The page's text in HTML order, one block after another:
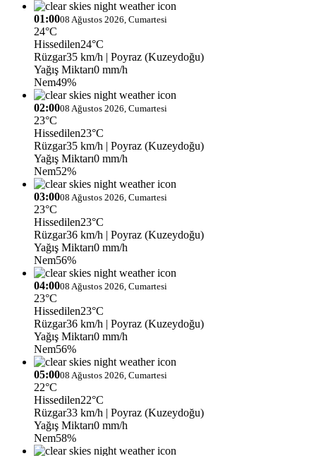
01:0008 Ağustos 2026, Cumartesi
24°C
Hissedilen24°C
Rüzgar35 km/h | Poyraz (Kuzeydoğu)
Yağış Miktarı0 mm/h
Nem49%
02:0008 Ağustos 2026, Cumartesi
23°C
Hissedilen23°C
Rüzgar35 km/h | Poyraz (Kuzeydoğu)
Yağış Miktarı0 mm/h
Nem52%
03:0008 Ağustos 2026, Cumartesi
23°C
Hissedilen23°C
Rüzgar36 km/h | Poyraz (Kuzeydoğu)
Yağış Miktarı0 mm/h
Nem56%
04:0008 Ağustos 2026, Cumartesi
23°C
Hissedilen23°C
Rüzgar36 km/h | Poyraz (Kuzeydoğu)
Yağış Miktarı0 mm/h
Nem56%
05:0008 Ağustos 2026, Cumartesi
22°C
Hissedilen22°C
Rüzgar33 km/h | Poyraz (Kuzeydoğu)
Yağış Miktarı0 mm/h
Nem58%